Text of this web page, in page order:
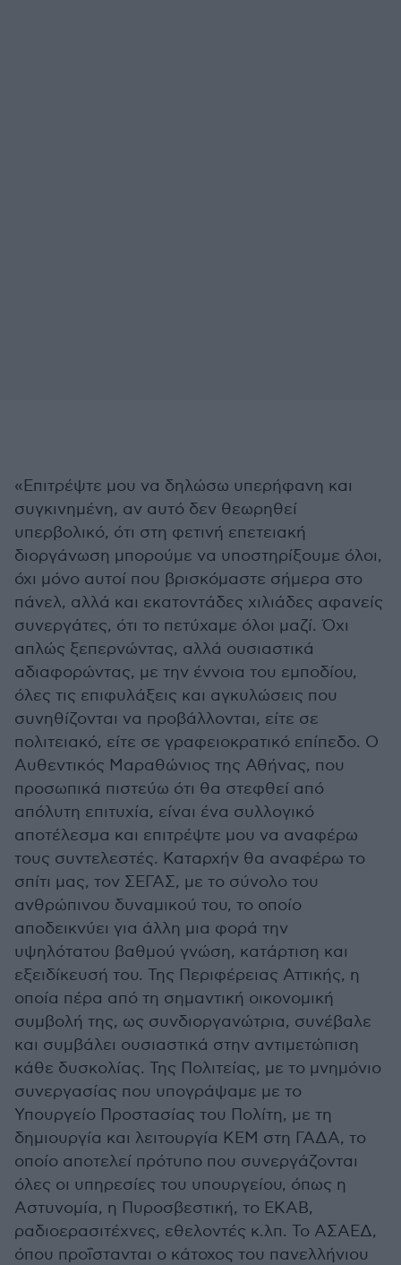
«Επιτρέψτε μου να δηλώσω υπερήφανη και
συγκινημένη, αν αυτό δεν θεωρηθεί
υπερβολικό, ότι στη φετινή επετειακή
διοργάνωση μπορούμε να υποστηρίξουμε όλοι,
όχι μόνο αυτοί που βρισκόμαστε σήμερα στο
πάνελ, αλλά και εκατοντάδες χιλιάδες αφανείς
συνεργάτες, ότι το πετύχαμε όλοι μαζί. Όχι
απλώς ξεπερνώντας, αλλά ουσιαστικά
αδιαφορώντας, με την έννοια του εμποδίου,
όλες τις επιφυλάξεις και αγκυλώσεις που
συνηθίζονται να προβάλλονται, είτε σε
πολιτειακό, είτε σε γραφειοκρατικό επίπεδο. Ο
Αυθεντικός Μαραθώνιος της Αθήνας, που
προσωπικά πιστεύω ότι θα στεφθεί από
απόλυτη επιτυχία, είναι ένα συλλογικό
αποτέλεσμα και επιτρέψτε μου να αναφέρω
τους συντελεστές. Καταρχήν θα αναφέρω το
σπίτι μας, τον ΣΕΓΑΣ, με το σύνολο του
ανθρώπινου δυναμικού του, το οποίο
αποδεικνύει για άλλη μια φορά την
υψηλότατου βαθμού γνώση, κατάρτιση και
εξειδίκευσή του. Της Περιφέρειας Αττικής, η
οποία πέρα από τη σημαντική οικονομική
συμβολή της, ως συνδιοργανώτρια, συνέβαλε
και συμβάλει ουσιαστικά στην αντιμετώπιση
κάθε δυσκολίας. Της Πολιτείας, με το μνημόνιο
συνεργασίας που υπογράψαμε με το
Υπουργείο Προστασίας του Πολίτη, με τη
δημιουργία και λειτουργία ΚΕΜ στη ΓΑΔΑ, το
οποίο αποτελεί πρότυπο που συνεργάζονται
όλες οι υπηρεσίες του υπουργείου, όπως η
Αστυνομία, η Πυροσβεστική, το ΕΚΑΒ,
ραδιοερασιτέχνες, εθελοντές κ.λπ. Το ΑΣΑΕΔ,
όπου προΐστανται ο κάτοχος του πανελλήνιου